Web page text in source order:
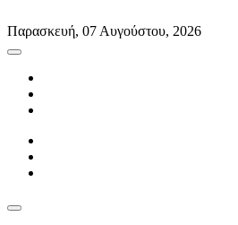
to
content
Παρασκευή, 07 Αυγούστου, 2026